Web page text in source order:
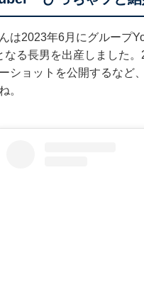
は2023年6月にグループ
なる長男を出産しました
ショットを公開するなど
。